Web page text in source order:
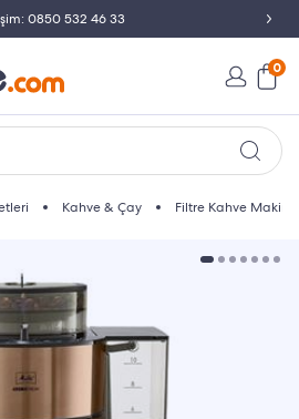
0850 532 46 33
0
Kahve & Çay Filtre Kahve